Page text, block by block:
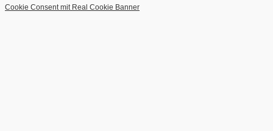
Cookie Consent mit Real Cookie Banner